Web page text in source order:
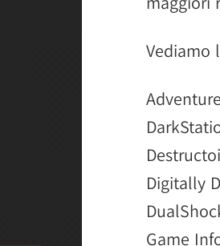
Vediamo
Digitally
Game